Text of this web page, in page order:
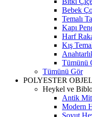
Bebek
Temalı
Kapı
Harf
Kış
Tümünü
Tümünü Gör
POLYESTER
Heykel ve
Antik
Modern
Soyut